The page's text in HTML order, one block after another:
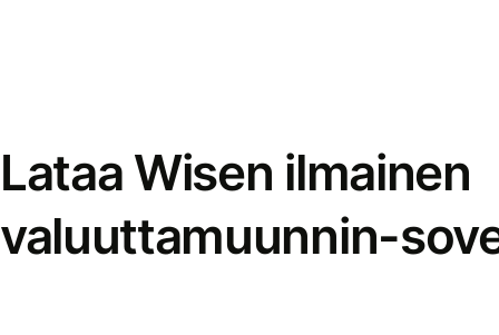
Lataa Wisen ilmainen
valuuttamuunnin-